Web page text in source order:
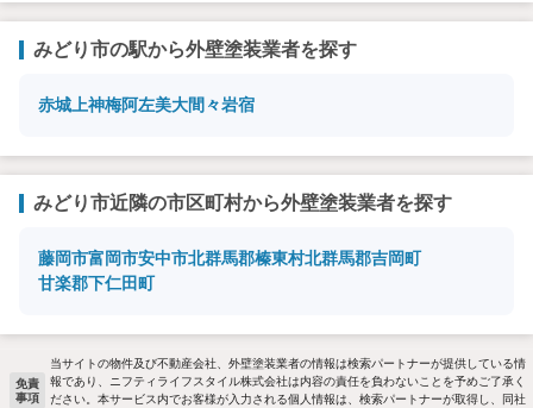
みどり市の駅から外壁塗装業者を探す
赤城上神梅阿左美大間々岩宿
みどり市近隣の市区町村から外壁塗装業者を探す
藤岡市富岡市安中市北群馬郡榛東村北群馬郡吉岡町
甘楽郡下仁田町
免責
事項
当サイトの物件及び不動産会社、外壁塗装業者の情報は検索パートナーが提供している情
報であり、ニフティライフスタイル株式会社は内容の責任を負わないことを予めご了承く
ださい。本サービス内でお客様が入力される個人情報は、検索パートナーが取得し、同社